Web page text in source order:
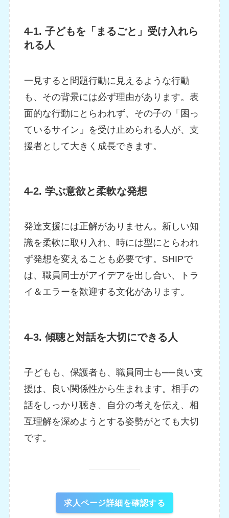
4-1. 子どもを「まるごと」受け入れら
れる人
一見すると問題行動に見えるような行動
も、その背景には必ず理由があります。表
面的な行動にとらわれず、その子の「困っ
ているサイン」を受け止められる人が、支
援者として大きく成長できます。
4-2. 学ぶ意欲と柔軟な発想
発達支援には正解がありません。新しい知
識を柔軟に取り入れ、時には型にとらわれ
ず発想を変えることも必要です。SHIPで
は、職員同士がアイデアを出し合い、トラ
イ＆エラーを歓迎する文化があります。
4-3. 傾聴と対話を大切にできる人
子どもも、保護者も、職員同士も──良い支
援は、良い関係性から生まれます。相手の
話をしっかり聴き、自分の考えを伝え、相
互理解を深めようとする姿勢がとても大切
です。
求人ページ詳細を確認する